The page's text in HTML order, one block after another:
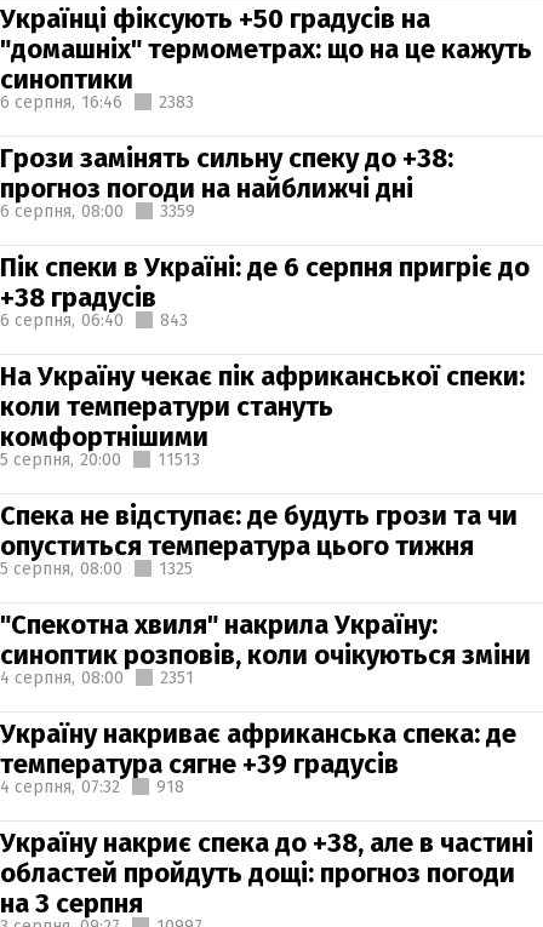
Українці фіксують +50 градусів на
"домашніх" термометрах: що на це кажуть
синоптики
6 серпня, 16:46 2383
Грози замінять сильну спеку до +38:
прогноз погоди на найближчі дні
6 серпня, 08:00 3359
Пік спеки в Україні: де 6 серпня пригріє до
+38 градусів
6 серпня, 06:40 843
На Україну чекає пік африканської спеки:
коли температури стануть
комфортнішими
5 серпня, 20:00 11513
Спека не відступає: де будуть грози та чи
опуститься температура цього тижня
5 серпня, 08:00 1325
"Спекотна хвиля" накрила Україну:
синоптик розповів, коли очікуються зміни
4 серпня, 08:00 2351
Україну накриває африканська спека: де
температура сягне +39 градусів
4 серпня, 07:32 918
Україну накриє спека до +38, але в частині
областей пройдуть дощі: прогноз погоди
на 3 серпня